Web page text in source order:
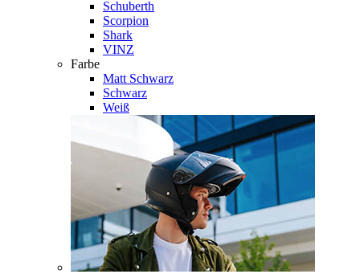
Schuberth
Scorpion
Shark
VINZ
Farbe
Matt Schwarz
Schwarz
Weiß